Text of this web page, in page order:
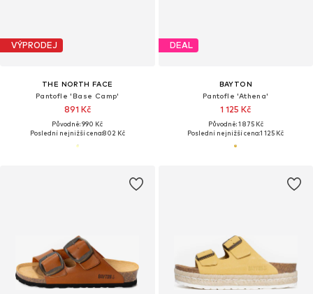
VÝPRODEJ
THE NORTH FACE
Pantofle 'Base Camp'
891 Kč
Původně: 990 Kč
Poslední nejnižší cena:802 Kč
DEAL
BAYTON
Pantofle 'Athena'
1 125 Kč
Původně: 1 875 Kč
Poslední nejnižší cena:1 125 Kč